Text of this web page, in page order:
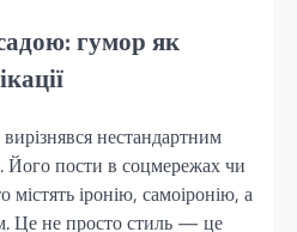
гумор як
нестандартним
Його пости в соцмережах чи
містять іронію, самоіронію, а
Це не просто стиль — це